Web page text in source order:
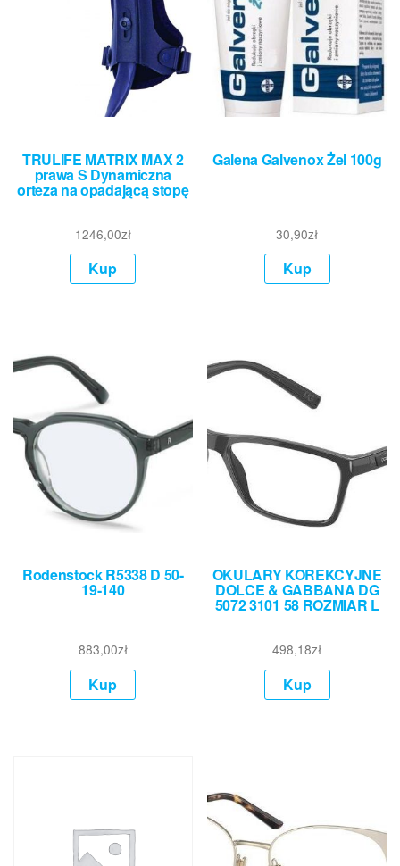
TRULIFE MATRIX MAX 2
prawa S Dynamiczna
orteza na opadającą stopę
1246,00zł
Kup
Galena Galvenox Żel 100g
30,90zł
Kup
Rodenstock R5338 D 50-
19-140
883,00zł
Kup
OKULARY KOREKCYJNE
DOLCE & GABBANA DG
5072 3101 58 ROZMIAR L
498,18zł
Kup